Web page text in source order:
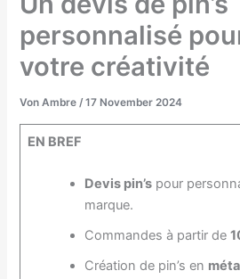
personnalisé
votre créativité
VonAmbre/17 November 2024
EN BREF
Devis pin’spour
marque.
Commandes à partir de
Création de pin’s en